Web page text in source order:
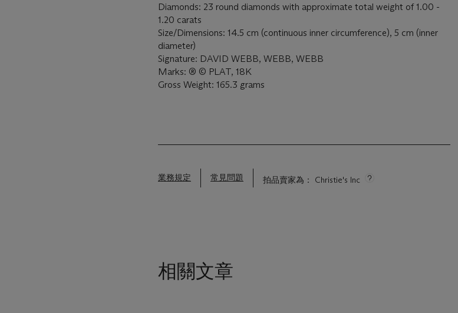
Diamonds: 23 round diamonds with approximate total weight of 1.00 -
1.20 carats
Size/Dimensions: 14.5 cm (continuous inner circumference), 5 cm (inner
diameter)
Signature: DAVID WEBB, WEBB, WEBB
Marks: ® © PLAT, 18K
Gross Weight: 165.3 grams
業務規定 常見問題 拍品賣家為： Christie's Inc
相關文章